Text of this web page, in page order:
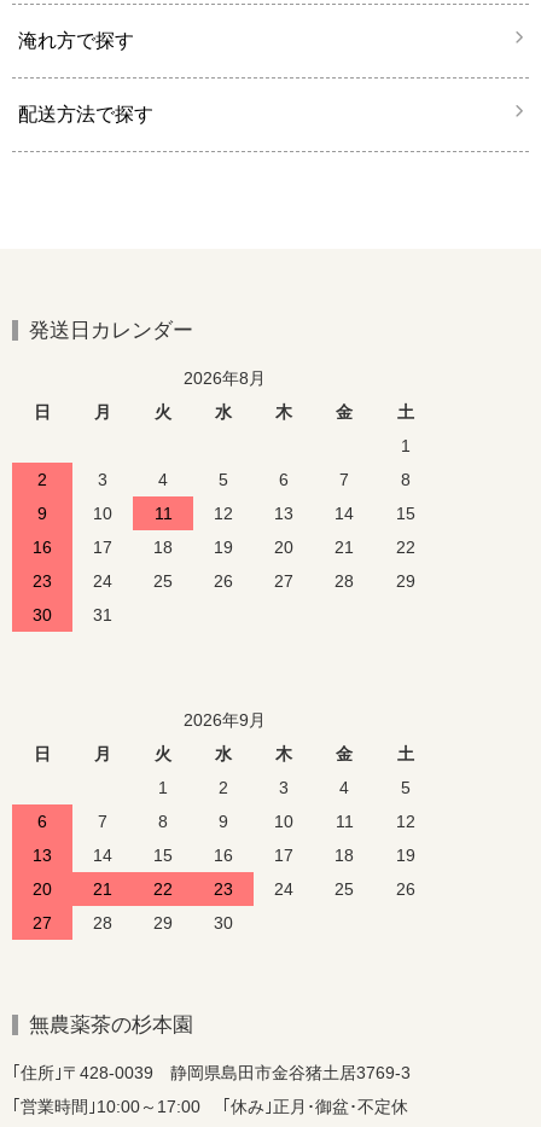
淹れ方で探す
配送方法で探す
無農薬茶の杉本園
｢住所｣〒428-0039 静岡県島田市金谷猪土居3769-3
｢営業時間｣10:00～17:00 ｢休み｣正月･御盆･不定休
発送日カレンダー
2026年8月
日
月 火 水 木 金
土
1
2
3 4 5 6 7
8
9
10 11 12 13 14
15
16
17 18 19 20 21
22
23
24 25 26 27 28
29
30
31
2026年9月
日
月 火 水 木 金
土
1
2 3 4
5
6
7 8 9 10 11
12
13
14 15 16 17 18
19
20
21 22 23 24 25
26
27
28 29 30